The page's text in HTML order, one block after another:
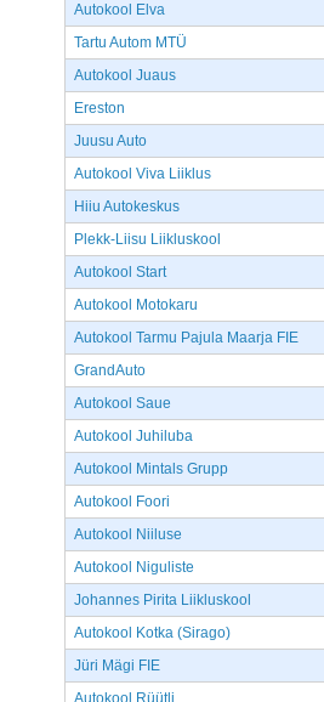
Autokool Elva
Tartu Autom MTÜ
Autokool Juaus
Ereston
Juusu Auto
Autokool Viva Liiklus
Hiiu Autokeskus
Plekk-Liisu Liikluskool
Autokool Start
Autokool Motokaru
Autokool Tarmu Pajula Maarja FIE
GrandAuto
Autokool Saue
Autokool Juhiluba
Autokool Mintals Grupp
Autokool Foori
Autokool Niiluse
Autokool Niguliste
Johannes Pirita Liikluskool
Autokool Kotka (Sirago)
Jüri Mägi FIE
Autokool Rüütli